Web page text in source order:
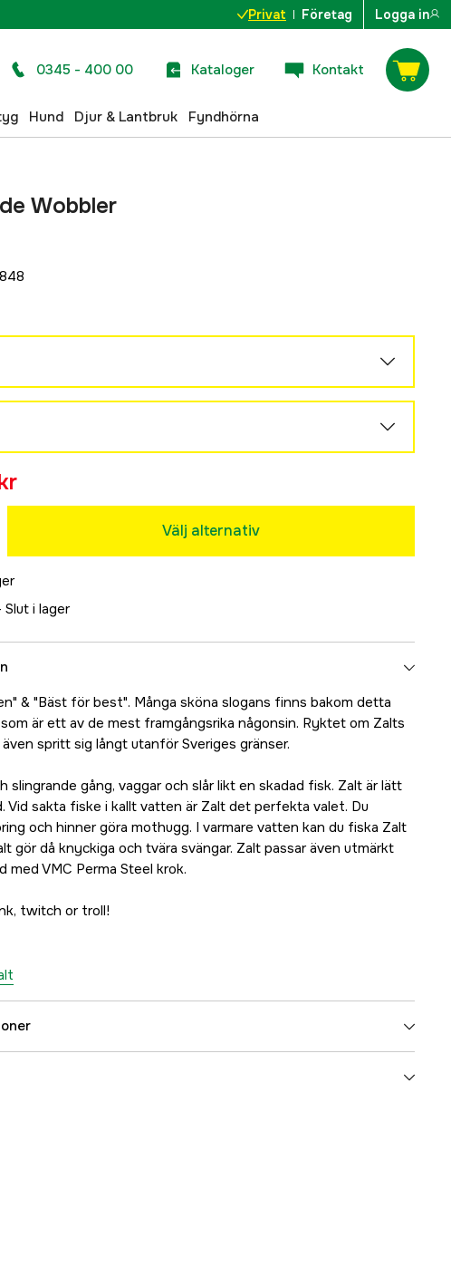
Privat Företag Logga in
0345 - 400 00 Kataloger Kontakt
Hund Djur & Lantbruk Fyndhörna
Wobbler
Välj alternativ
Slut i lager
& "Bäst för best". Många sköna slogans finns bakom detta
är ett av de mest framgångsrika någonsin. Ryktet om Zalts
spritt sig långt utanför Sveriges gränser.
slingrande gång, vaggar och slår likt en skadad fisk. Zalt är lätt
Vid sakta fiske i kallt vatten är Zalt det perfekta valet. Du
och hinner göra mothugg. I varmare vatten kan du fiska Zalt
gör då knyckiga och tvära svängar. Zalt passar även utmärkt
med VMC Perma Steel krok.
twitch or troll!